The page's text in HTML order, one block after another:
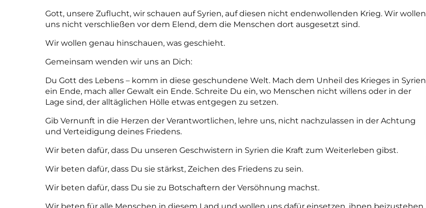
Gott, unsere Zuflucht, wir schauen auf Syrien, auf diesen nicht endenwollenden Krieg. Wir wollen
uns nicht verschließen vor dem Elend, dem die Menschen dort ausgesetzt sind.
Wir wollen genau hinschauen, was geschieht.
Gemeinsam wenden wir uns an Dich:
Du Gott des Lebens – komm in diese geschundene Welt. Mach dem Unheil des Krieges in Syrien
ein Ende, mach aller Gewalt ein Ende. Schreite Du ein, wo Menschen nicht willens oder in der
Lage sind, der alltäglichen Hölle etwas entgegen zu setzen.
Gib Vernunft in die Herzen der Verantwortlichen, lehre uns, nicht nachzulassen in der Achtung
und Verteidigung deines Friedens.
Wir beten dafür, dass Du unseren Geschwistern in Syrien die Kraft zum Weiterleben gibst.
Wir beten dafür, dass Du sie stärkst, Zeichen des Friedens zu sein.
Wir beten dafür, dass Du sie zu Botschaftern der Versöhnung machst.